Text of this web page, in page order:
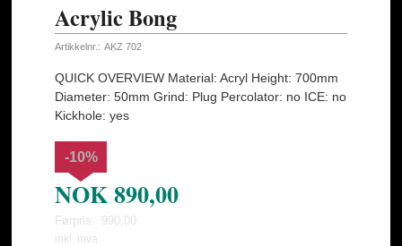
Acrylic Bong
Artikkelnr.: AKZ 702
QUICK OVERVIEW Material: Acryl Height: 700mm
Diameter: 50mm Grind: Plug Percolator: no ICE: no
Kickhole: yes
NOK890,00
Førpris: 990,00
Rabatt
-10%
inkl. mva.